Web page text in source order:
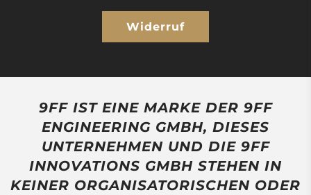
Widerruf
9FF IST EINE MARKE DER 9FF
ENGINEERING GMBH, DIESES
UNTERNEHMEN UND DIE 9FF
INNOVATIONS GMBH STEHEN IN
KEINER ORGANISATORISCHEN ODER